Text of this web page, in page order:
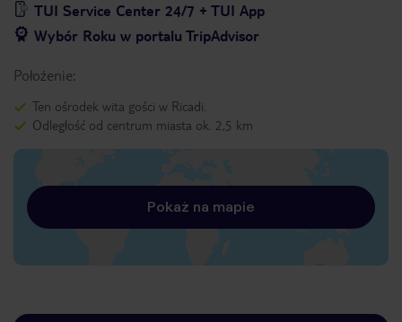
TUI Service Center 24/7 + TUI App
Wybór Roku w portalu TripAdvisor
Położenie:
Ten ośrodek wita gości w Ricadi.
Odległość od centrum miasta ok. 2,5 km
Pokaż na mapie